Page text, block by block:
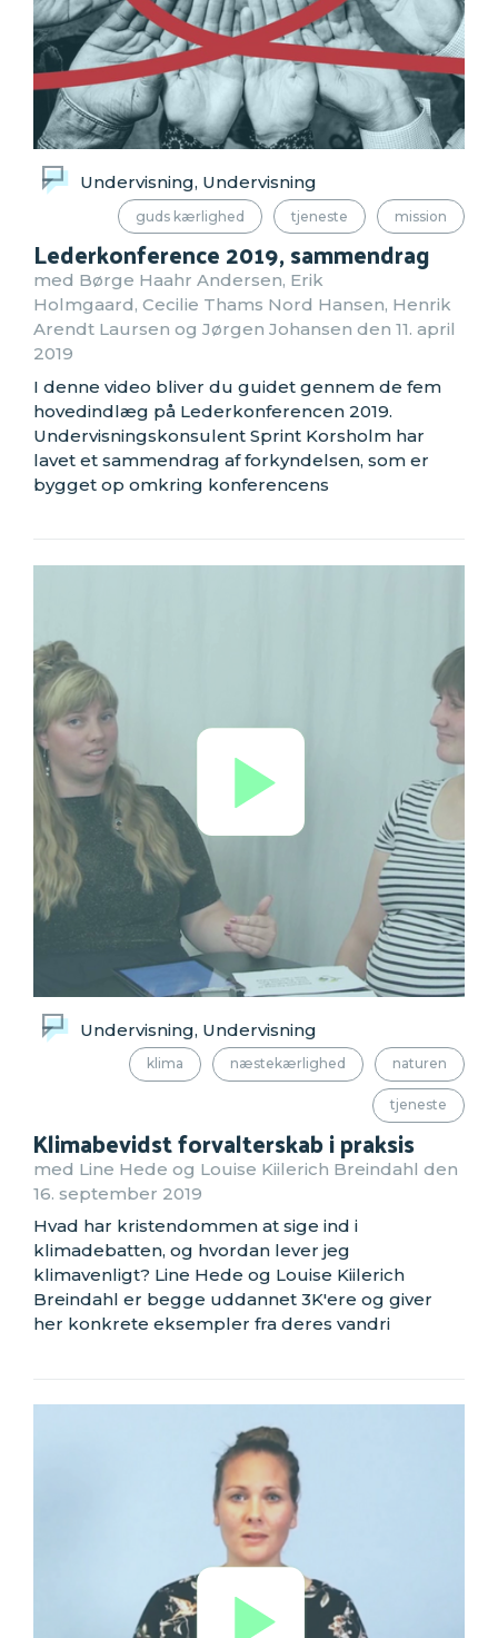
Undervisning, Undervisning
guds kærlighed tjeneste mission
Lederkonference 2019, sammendrag
med Børge Haahr Andersen, Erik
Holmgaard, Cecilie Thams Nord Hansen, Henrik
Arendt Laursen og Jørgen Johansen den 11. april
2019
I denne video bliver du guidet gennem de fem
hovedindlæg på Lederkonferencen 2019.
Undervisningskonsulent Sprint Korsholm har
lavet et sammendrag af forkyndelsen, som er
bygget op omkring konferencens
Undervisning, Undervisning
klima næstekærlighed naturen
tjeneste
Klimabevidst forvalterskab i praksis
med Line Hede og Louise Kiilerich Breindahl den
16. september 2019
Hvad har kristendommen at sige ind i
klimadebatten, og hvordan lever jeg
klimavenligt? Line Hede og Louise Kiilerich
Breindahl er begge uddannet 3K'ere og giver
her konkrete eksempler fra deres vandri